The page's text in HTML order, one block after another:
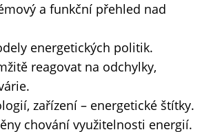
a funkční přehled nad
energetických politik.
reagovat na odchylky,
zařízení – energetické štítky.
chování využitelnosti energií.